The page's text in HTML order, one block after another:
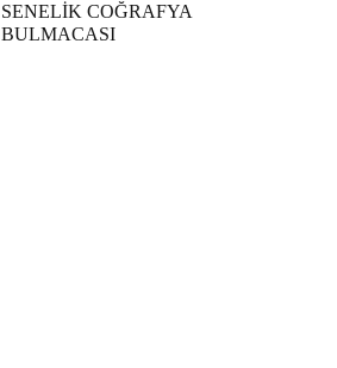
SENELİK COĞRAFYA
BULMACASI